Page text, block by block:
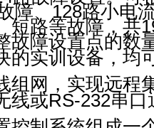
障、128路小电
短路等故障，共
故障设置点的数
的实训设备，均
组网，实现远程
线或RS-232串
控制系统组成一